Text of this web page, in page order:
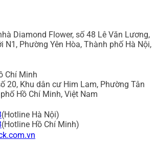
Diamond Flower, số 48 Lê Văn Lương,
N1, Phường Yên Hòa, Thành phố Hà Nội,
Chí Minh
20, Khu dân cư Him Lam, Phường Tân
Hồ Chí Minh, Việt Nam
(Hotline Hà Nội)
(Hotline Hồ Chí Minh)